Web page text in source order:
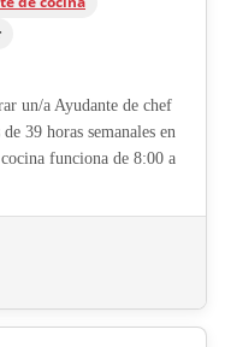
un/a Ayudante de chef
39 horas semanales en
funciona de 8:00 a